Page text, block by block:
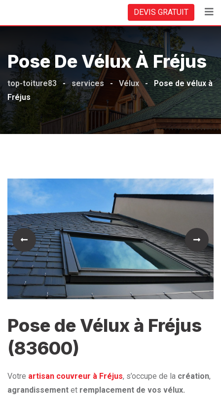
DEVIS GRATUIT
Pose De Vélux À Fréjus
top-toiture83 - services - Vélux - Pose de vélux à
Fréjus
Pose de Vélux à Fréjus
(83600)
Votre artisan couvreur à Fréjus, s’occupe de la création,
agrandissement et remplacement de vos vélux.